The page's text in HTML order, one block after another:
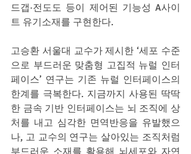
드갭·전도도 등이 제어된 기능성 A사이
트 유기소재를 구현한다.
고승환 서울대 교수가 제시한 ‘세포 수준
으로 부드러운 맞춤형 고집적 뉴럴 인터
페이스’ 연구는 기존 뉴럴 인터페이스의
한계를 극복한다. 지금까지 사용된 딱딱
한 금속 기반 인터페이스는 뇌 조직에 상
처를 내고 심각한 면역반응을 유발했으
나, 고 교수의 연구는 살아있는 조직처럼
부드러운 소재를 활용해 뇌세포와 자연